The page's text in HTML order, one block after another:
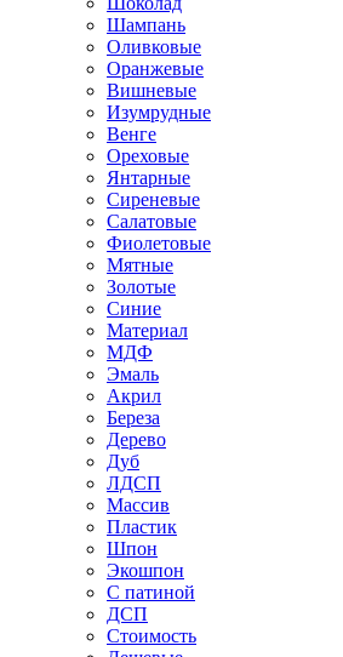
Шампань
Оливковые
Оранжевые
Вишневые
Изумрудные
Венге
Ореховые
Янтарные
Сиреневые
Салатовые
Фиолетовые
Мятные
Золотые
Синие
Материал
МДФ
Эмаль
Акрил
Береза
Дерево
Дуб
ЛДСП
Массив
Пластик
Шпон
Экошпон
С патиной
ДСП
Стоимость